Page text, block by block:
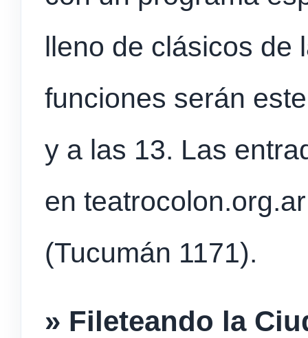
lleno de clásicos
funciones serán
y a las 13. Las
en
(Tucumán 1171).
» Fileteando la